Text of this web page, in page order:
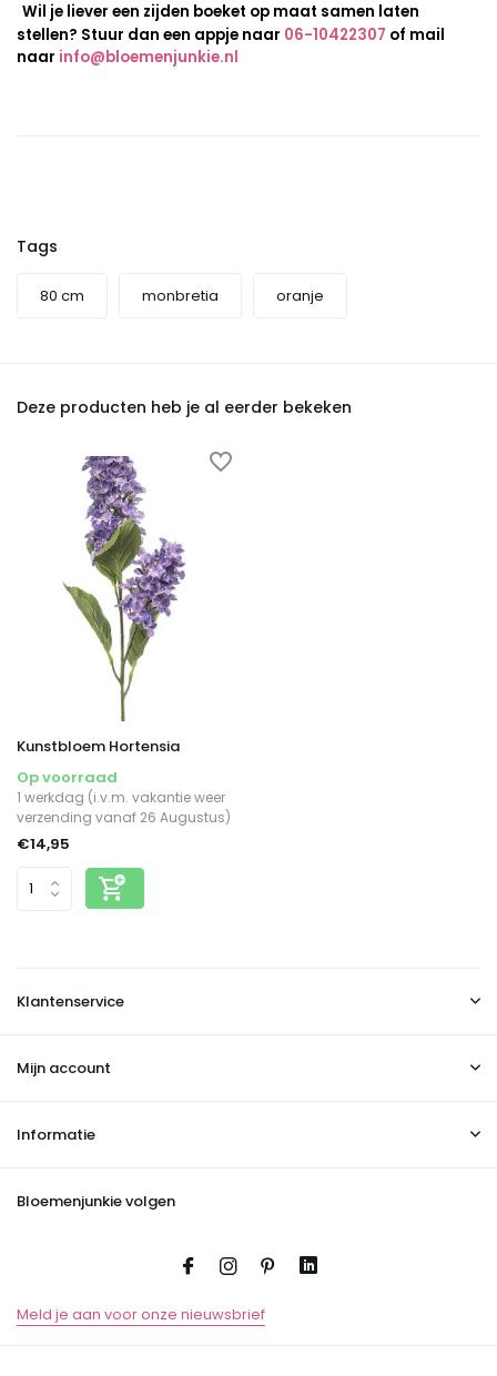
Wil je liever een zijden boeket op maat samen laten
stellen? Stuur dan een appje naar 06-10422307 of mail
naar info@bloemenjunkie.nl
Tags
80 cm monbretia oranje
Deze producten heb je al eerder bekeken
Kunstbloem Hortensia
Op voorraad
1 werkdag (i.v.m. vakantie weer
verzending vanaf 26 Augustus)
€14,95
Klantenservice
Mijn account
Informatie
Bloemenjunkie volgen
Meld je aan voor onze nieuwsbrief